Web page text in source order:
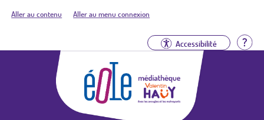
Aller au contenu Aller au menu connexion
Accessibilité